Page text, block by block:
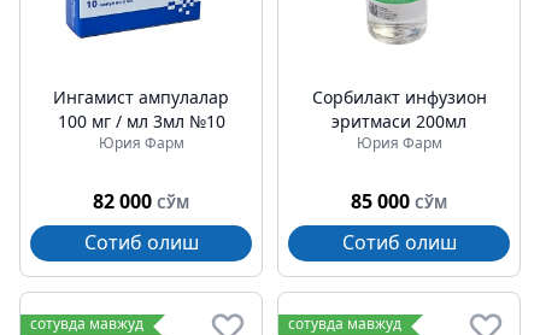
Ингамист ампулалар
100 мг / мл 3мл №10
Юрия Фарм
82 000 СЎМ
Сотиб олиш
Сорбилакт инфузион
эритмаси 200мл
Юрия Фарм
85 000 СЎМ
Сотиб олиш
сотувда мавжуд сотувда мавжуд